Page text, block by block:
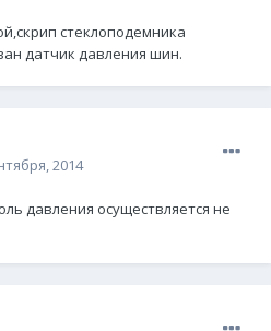
стеклоподемника
датчик давления шин.
2014
давления осуществляется не